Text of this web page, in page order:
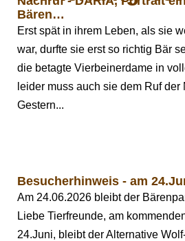
Bären…
Erst spät in ihrem Leben, als sie
war, durfte sie erst so richtig Bär
die betagte Vierbeinerdame in
leider muss auch sie dem Ruf der
Gestern...
Besucherhinweis - am
Am 24.06.2026 bleibt der
Liebe Tierfreunde, am
24.Juni, bleibt der Alternative